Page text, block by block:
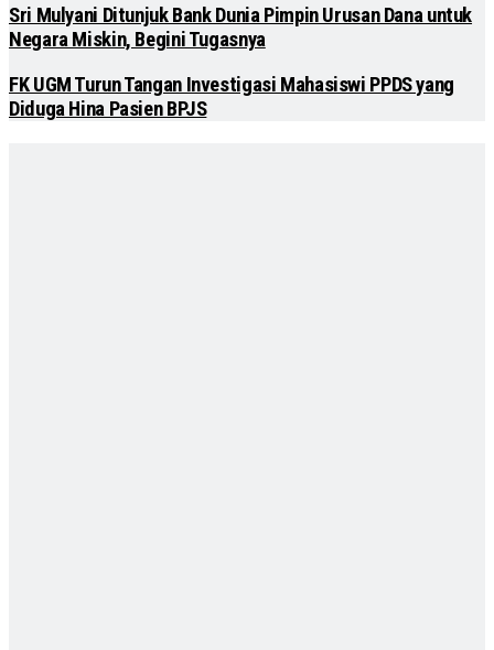
Sri Mulyani Ditunjuk Bank Dunia Pimpin Urusan Dana untuk
Negara Miskin, Begini Tugasnya
FK UGM Turun Tangan Investigasi Mahasiswi PPDS yang
Diduga Hina Pasien BPJS